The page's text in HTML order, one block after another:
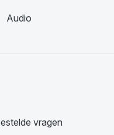
Audio
vragen